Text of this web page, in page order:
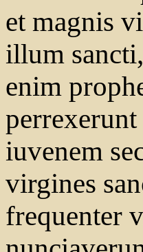
et magnis
illum
enim
iuvenem
virgines
frequenter